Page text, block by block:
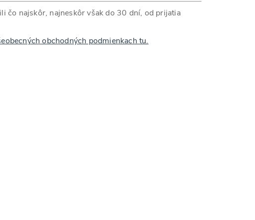
čo najskôr, najneskôr však do 30 dní, od prijatia
obchodných podmienkach tu.